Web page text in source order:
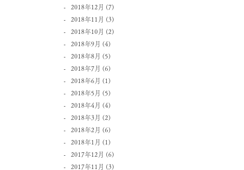
2018年12月 (7)
2018年11月 (3)
2018年10月 (2)
2018年9月 (4)
2018年8月 (5)
2018年7月 (6)
2018年6月 (1)
2018年5月 (5)
2018年4月 (4)
2018年3月 (2)
2018年2月 (6)
2018年1月 (1)
2017年12月 (6)
2017年11月 (3)